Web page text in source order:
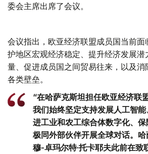
委会主席出席了会议。
会议指出，欧亚经济联盟成员国当前面
护地区宏观经济稳定、提升经济发展
量、促进成员国之间贸易往来，以及消
各类壁垒。
“在哈萨克斯坦担任欧亚经济联
我们始终坚定支持发展人工智
进工业和农工综合体数字化、
极同外部伙伴开展全球对话。
穆-卓玛尔特·托卡耶夫此前在致